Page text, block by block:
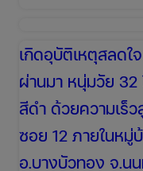
เกิดอุบัติเหตุสลดใ
ผ่านมา หนุ่มวัย
สีดำ ด้วยความเร็
ซอย 12 ภายในหมู่
อ.บางบัวทอง จ.น